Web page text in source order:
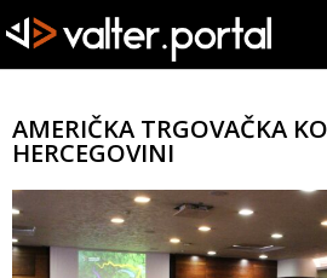
AMERIČKA TRGOVAČKA
HERCEGOVINI